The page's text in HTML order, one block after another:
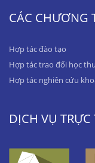
CÁC CHƯƠNG
Hợp tác đào tạo
Hợp tác trao đổi học
Hợp tác nghiên cứu
DỊCH VỤ TRỰC